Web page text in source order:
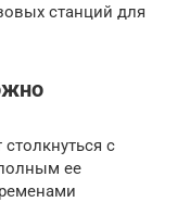
станций для
с
ее